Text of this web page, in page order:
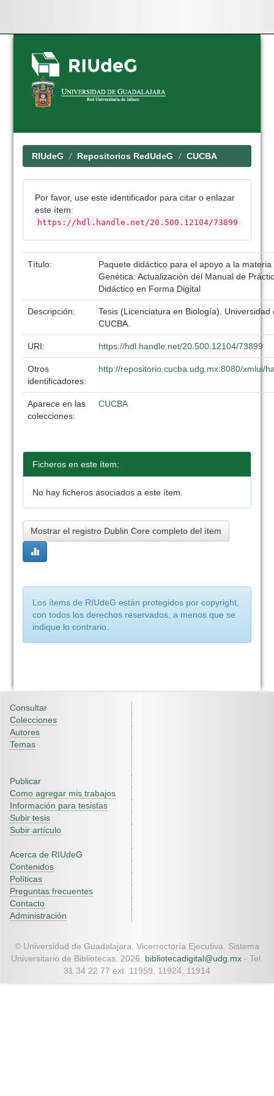
Skip
navigation
RIUdeG Repositorios RedUdeG CUCBA
Por favor, use este identificador para citar o enlazar
este ítem:
https://hdl.handle.net/20.500.12104/73899
Título:
Paquete didáctico para el apoyo a la
Genética: Actualización del Manual de
Didáctico en Forma Digital
Descripción:
Tesis (Licenciatura en Biología). Universidad
CUCBA.
URI: https://hdl.handle.net/20.500.12104/73899
Otros
identificadores:
http://repositorio.cucba.udg.mx:8080/xmlui/
Aparece en las
colecciones:
CUCBA
Ficheros en este ítem:
No hay ficheros asociados a este ítem.
Mostrar el registro Dublin Core completo del ítem
Los ítems de RIUdeG están protegidos por copyright,
con todos los derechos reservados, a menos que se
indique lo contrario.
Consultar
Colecciones
Autores
Temas
Publicar
Como agregar mis trabajos
Información para tesistas
Subir tesis
Subir artículo
Acerca de RIUdeG
Contenidos
Políticas
Preguntas frecuentes
Contacto
Administración
© Universidad de Guadalajara. Vicerrectoría Ejecutiva. Sistema
Universitario de Bibliotecas. 2026. bibliotecadigital@udg.mx - Tel.
31 34 22 77 ext. 11959, 11924, 11914